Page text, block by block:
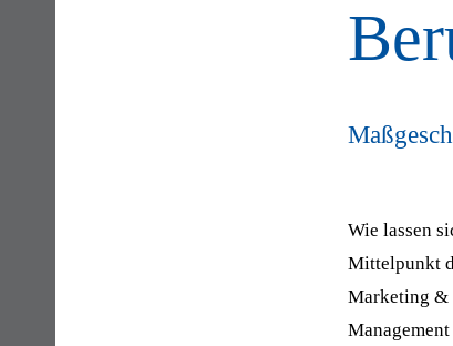
Wie lassen
Mittelpunkt
Marketing &